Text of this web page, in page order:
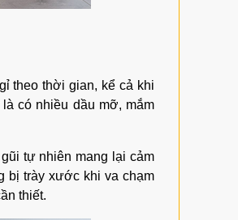
theo thời gian, kể cả khi
có nhiều dầu mỡ, mắm
tự nhiên mang lại cảm
bị trày xước khi va chạm
thiết.